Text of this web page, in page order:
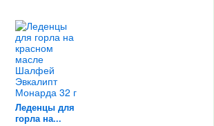
Леденцы для
горла на...